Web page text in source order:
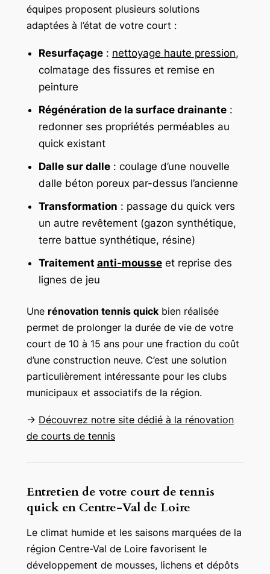
équipes proposent plusieurs solutions
adaptées à l’état de votre court :
Resurfaçage: nettoyage haute pression,
colmatage des fissures et remise en
peinture
Régénération de la surface drainante:
redonner ses propriétés perméables au
quick existant
Dalle sur dalle: coulage d’une nouvelle
dalle béton poreux par-dessus l’ancienne
Transformation : passage du quick vers
un autre revêtement (gazon synthétique,
terre battue synthétique, résine)
Traitement anti-mousseet reprise des
lignes de jeu
Une rénovation tennis quickbien réalisée
permet de prolonger la durée de vie de votre
court de 10 à 15 ans pour une fraction du coût
d’une construction neuve. C’est une solution
particulièrement intéressante pour les clubs
municipaux et associatifs de la région.
→ Découvrez notre site dédié à la rénovation
de courts de tennis
Entretien de votre court de tennis
quick en Centre-Val de Loire
Le climat humide et les saisons marquées de la
région Centre-Val de Loire favorisent le
développement de mousses, lichens et dépôts